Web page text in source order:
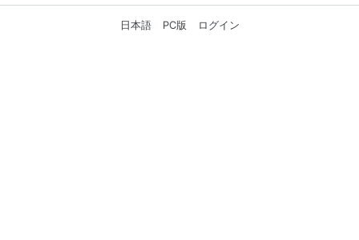
日本語 PC版 ログイン